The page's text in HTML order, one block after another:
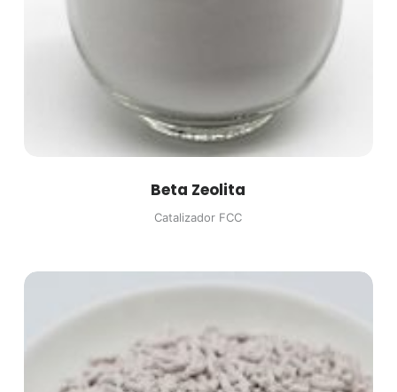
Beta Zeolita
Catalizador FCC